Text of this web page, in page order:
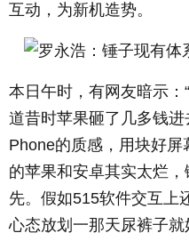
互动，为新机造势。
本日午时，有网友暗示
道昔时苹果砸了几多钱
Phone的质感，用块好屏
的苹果和安卓其实太烂
先。假如515软件交互上
心态放划一那天尿裤子就